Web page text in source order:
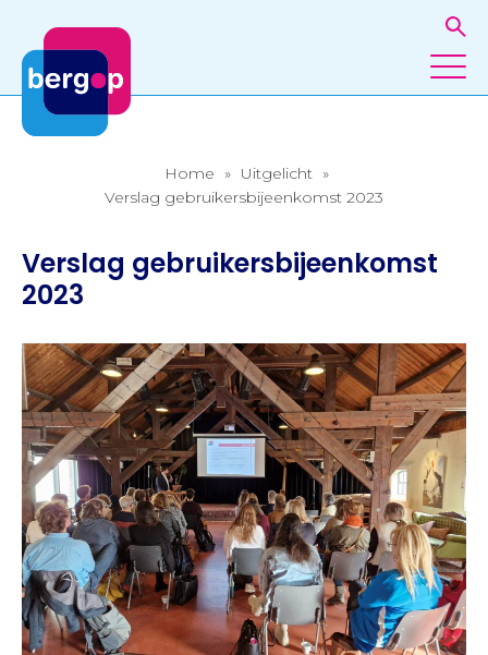
Home » Uitgelicht »
Verslag gebruikersbijeenkomst 2023
Verslag gebruikersbijeenkomst
2023